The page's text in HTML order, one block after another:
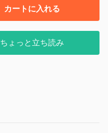
カートに入れる
ちょっと立ち読み